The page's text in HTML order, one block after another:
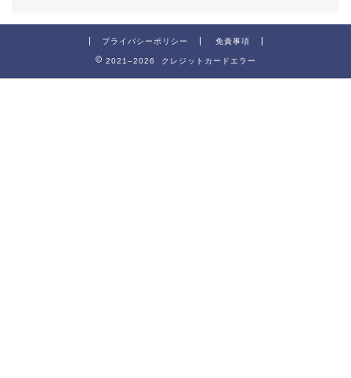
プライバシーポリシー 免責事項
2021–2026 クレジットカードエラー